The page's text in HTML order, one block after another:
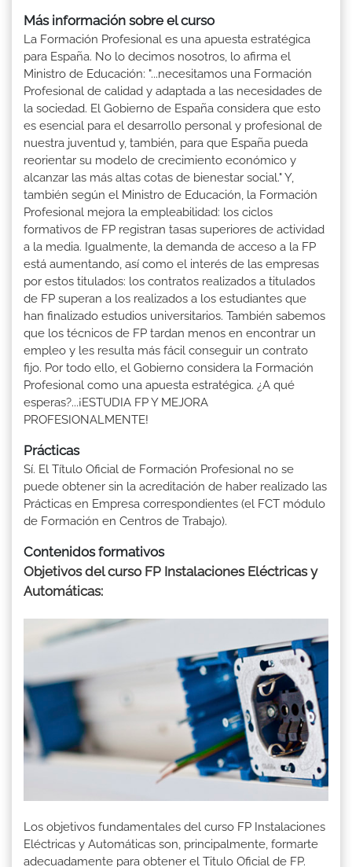
Más información sobre el curso
La Formación Profesional es una apuesta estratégica
para España. No lo decimos nosotros, lo afirma el
Ministro de Educación: "...necesitamos una Formación
Profesional de calidad y adaptada a las necesidades de
la sociedad. El Gobierno de España considera que esto
es esencial para el desarrollo personal y profesional de
nuestra juventud y, también, para que España pueda
reorientar su modelo de crecimiento económico y
alcanzar las más altas cotas de bienestar social." Y,
también según el Ministro de Educación, la Formación
Profesional mejora la empleabilidad: los ciclos
formativos de FP registran tasas superiores de actividad
a la media. Igualmente, la demanda de acceso a la FP
está aumentando, así como el interés de las empresas
por estos titulados: los contratos realizados a titulados
de FP superan a los realizados a los estudiantes que
han finalizado estudios universitarios. También sabemos
que los técnicos de FP tardan menos en encontrar un
empleo y les resulta más fácil conseguir un contrato
fijo. Por todo ello, el Gobierno considera la Formación
Profesional como una apuesta estratégica. ¿A qué
esperas?...¡ESTUDIA FP Y MEJORA
PROFESIONALMENTE!
Prácticas
Sí. El Título Oficial de Formación Profesional no se
puede obtener sin la acreditación de haber realizado las
Prácticas en Empresa correspondientes (el FCT módulo
de Formación en Centros de Trabajo).
Contenidos formativos
Objetivos del curso FP Instalaciones Eléctricas y
Automáticas:
Los objetivos fundamentales del curso FP Instalaciones
Eléctricas y Automáticas son, principalmente, formarte
adecuadamente para obtener el Titulo Oficial de FP.